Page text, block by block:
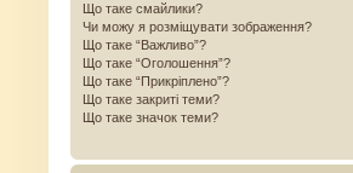
Що таке смайлики?
Чи можу я розміщувати зображення?
Що таке “Важливо”?
Що таке “Оголошення”?
Що таке “Прикріплено”?
Що таке закриті теми?
Що таке значок теми?